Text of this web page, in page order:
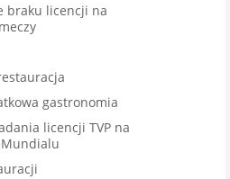
braku licencji na
gastronomia
licencji TVP na